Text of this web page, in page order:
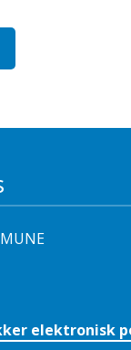
elektronisk